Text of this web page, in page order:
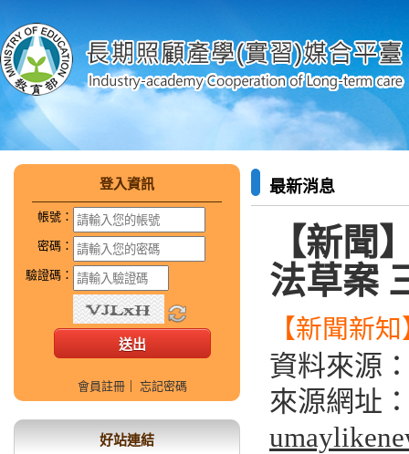
登入資訊
帳號：
密碼：
驗證碼：
會員註冊 忘記密碼
好站連結
最新消息
【新聞
法草案
【新聞新
資料來源
來源網址